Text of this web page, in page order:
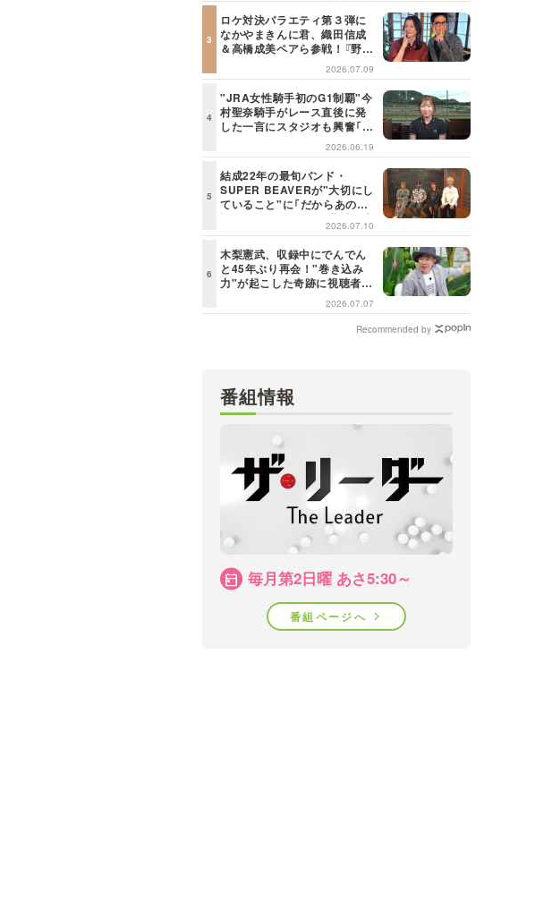
ロケ対決バラエティ第３弾に
なかやまきんに君、織田信成
＆高橋成美ペアら参戦！『野々
村友紀子を黙らせろ！』１２日
（日）昼に放送！
2026.07.09
"JRA女性騎手初のG1制覇"今
村聖奈騎手がレース直後に発
した一言にスタジオも興奮「こ
れはしびれる！」＜日曜日の初
耳学＞
2026.06.19
結成22年の最旬バンド・
SUPER BEAVERが"大切にし
ていること"に「だからあの歌
詞が届けられるんだ」共感の声
＜日曜日の初耳学＞ 2026.07.10
木梨憲武、収録中にでんでん
と45年ぶり再会！"巻き込み
力"が起こした奇跡に視聴者も
興奮「これがテレビの面白さだ
よね！」＜日曜日の初耳学＞
2026.07.07
Recommended by
番組情報
毎月第2日曜 あさ5:30～
番組ページへ